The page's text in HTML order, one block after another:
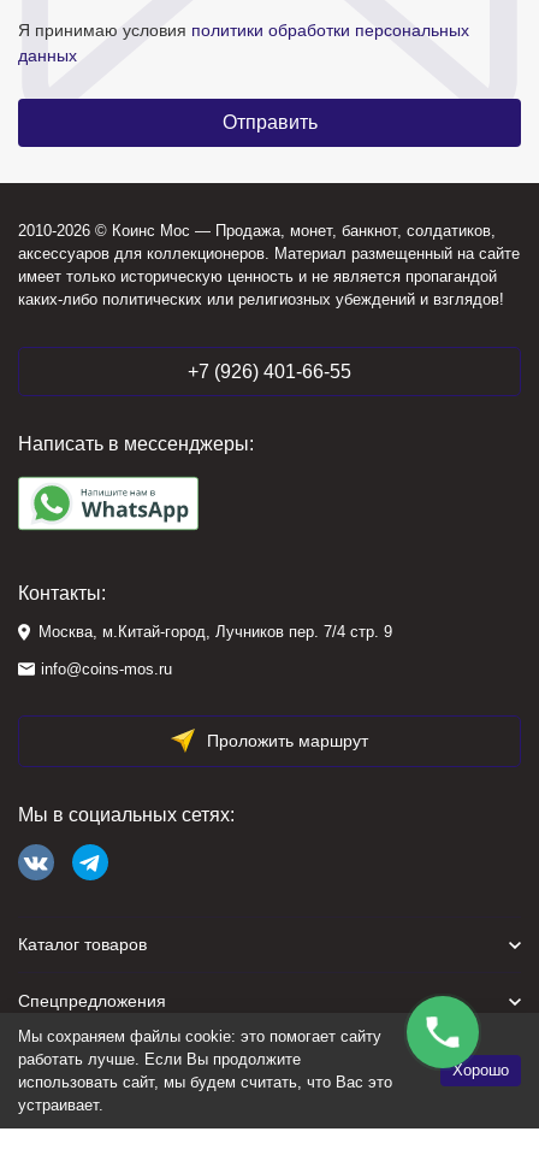
Я принимаю условия политики обработки персональных
данных
2010-2026 © Коинс Мос — Продажа, монет, банкнот, солдатиков,
аксессуаров для коллекционеров. Материал размещенный на сайте
имеет только историческую ценность и не является пропагандой
каких-либо политических или религиозных убеждений и взглядов!
+7 (926) 401-66-55
Написать в мессенджеры:
Контакты:
Москва, м.Китай-город, Лучников пер. 7/4 стр. 9
info@coins-mos.ru
Проложить маршрут
Мы в социальных сетях:
Каталог товаров
Спецпредложения
Для покупателя
Политика персональных данных
Мы сохраняем файлы cookie: это помогает сайту
работать лучше. Если Вы продолжите
использовать сайт, мы будем считать, что Вас это
устраивает.
Хорошо